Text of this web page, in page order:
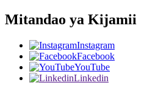
Mitandao ya Kijamii
Instagram
Facebook
YouTube
Linkedin